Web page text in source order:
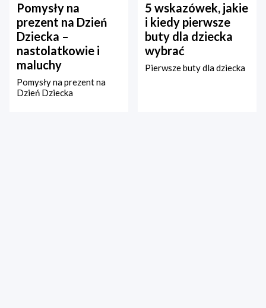
Pomysły na
prezent na Dzień
Dziecka –
nastolatkowie i
maluchy
Pomysły na prezent na
Dzień Dziecka
5 wskazówek, jakie
i kiedy pierwsze
buty dla dziecka
wybrać
Pierwsze buty dla dziecka